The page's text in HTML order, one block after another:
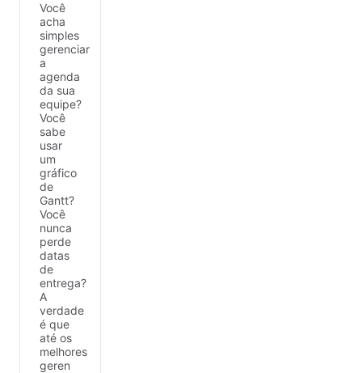
Você
acha
simples
gerenciar
a
agenda
da sua
equipe?
Você
sabe
usar
um
gráfico
de
Gantt?
Você
nunca
perde
datas
de
entrega?
A
verdade
é que
até os
melhores
geren